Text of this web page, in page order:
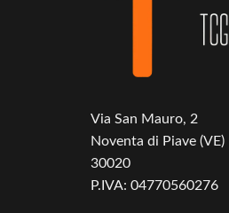
Via San Mauro, 2
Noventa di Piave (VE)
30020
P.IVA: 04770560276